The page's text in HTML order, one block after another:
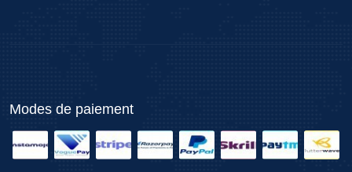
Modes de paiement